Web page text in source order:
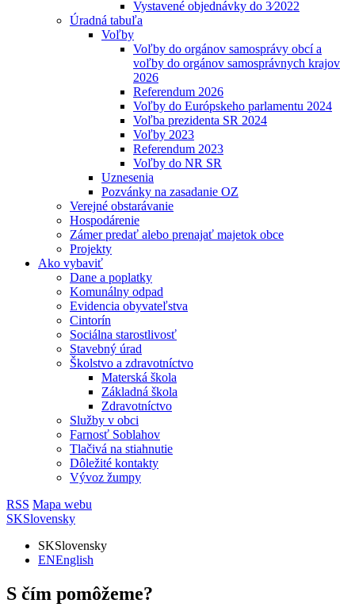
Vystavené objednávky do 3⁄2022
Úradná tabuľa
Voľby
Voľby do orgánov samosprávy obcí a
voľby do orgánov samosprávnych krajov
2026
Referendum 2026
Voľby do Európskeho parlamentu 2024
Voľba prezidenta SR 2024
Voľby 2023
Referendum 2023
Voľby do NR SR
Uznesenia
Pozvánky na zasadanie OZ
Verejné obstarávanie
Hospodárenie
Zámer predať alebo prenajať majetok obce
Projekty
Ako vybaviť
Dane a poplatky
Komunálny odpad
Evidencia obyvateľstva
Cintorín
Sociálna starostlivosť
Stavebný úrad
Školstvo a zdravotníctvo
Materská škola
Základná škola
Zdravotníctvo
Služby v obci
Farnosť Soblahov
Tlačivá na stiahnutie
Dôležité kontakty
Vývoz žumpy
RSS Mapa webu
SKSlovensky
SKSlovensky
ENEnglish
S čím pomôžeme?